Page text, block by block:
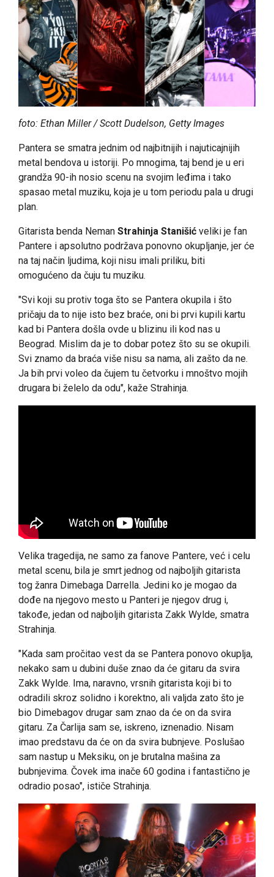
foto: Ethan Miller / Scott Dudelson, Getty Images
Pantera se smatra jednim od najbitnijih i najuticajnijih
metal bendova u istoriji. Po mnogima, taj bend je u eri
grandža 90-ih nosio scenu na svojim leđima i tako
spasao metal muziku, koja je u tom periodu pala u drugi
plan.
Gitarista benda Neman Strahinja Stanišić veliki je fan
Pantere i apsolutno podržava ponovno okupljanje, jer će
na taj način ljudima, koji nisu imali priliku, biti
omogućeno da čuju tu muziku.
"Svi koji su protiv toga što se Pantera okupila i što
pričaju da to nije isto bez braće, oni bi prvi kupili kartu
kad bi Pantera došla ovde u blizinu ili kod nas u
Beograd. Mislim da je to dobar potez što su se okupili.
Svi znamo da braća više nisu sa nama, ali zašto da ne.
Ja bih prvi voleo da čujem tu četvorku i mnoštvo mojih
drugara bi želelo da odu", kaže Strahinja.
Velika tragedija, ne samo za fanove Pantere, već i celu
metal scenu, bila je smrt jednog od najboljih gitarista
tog žanra Dimebaga Darrella. Jedini ko je mogao da
dođe na njegovo mesto u Panteri je njegov drug i,
takođe, jedan od najboljih gitarista Zakk Wylde, smatra
Strahinja.
"Kada sam pročitao vest da se Pantera ponovo okuplja,
nekako sam u dubini duše znao da će gitaru da svira
Zakk Wylde. Ima, naravno, vrsnih gitarista koji bi to
odradili skroz solidno i korektno, ali valjda zato što je
bio Dimebagov drugar sam znao da će on da svira
gitaru. Za Čarlija sam se, iskreno, iznenadio. Nisam
imao predstavu da će on da svira bubnjeve. Poslušao
sam nastup u Meksiku, on je brutalna mašina za
bubnjevima. Čovek ima inače 60 godina i fantastično je
odradio posao", ističe Strahinja.